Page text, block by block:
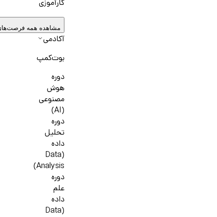
کارآموزی
مشاهده همه
آکادمی
بوت‌کمپ
دوره
هوش
مصنوعی
(AI)
دوره
تحلیل
داده
(Data
Analysis)
دوره
علم
داده
(Data